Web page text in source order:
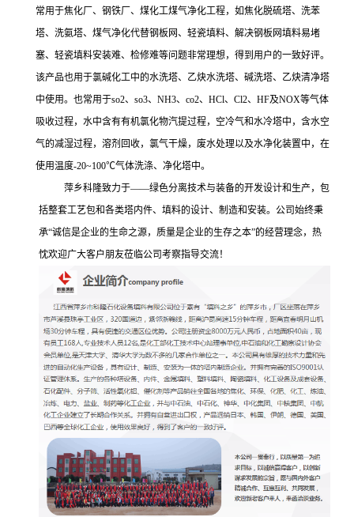
常用于焦化厂、钢铁厂、煤化工煤气净化工程，如焦化脱硫塔、洗苯
塔、洗氨塔、煤气净化代替钢板网、轻瓷填料、解决钢板网填料易堵
塞、轻瓷填料安装难、检修难等问题非常理想，得到用户的一致好评。
该产品也用于氯碱化工中的水洗塔、乙炔水洗塔、碱洗塔、乙炔清净塔
中使用。也常用于so2、so3、NH3、co2、HCl、Cl2、HF及NOX等气体
吸收过程，水中含有有机氯化物汽提过程，空冷气和水冷塔中，含水空
气的减湿过程，溶剂回收，氯气干燥，废水处理以及水净化装置中，在
使用温度-20~100℃气体洗涤、净化塔中。
萍乡科隆致力于——绿色分离技术与装备的开发设计和生产，包
括整套工艺包和各类塔内件、填料的设计、制造和安装。公司始终秉
承“诚信是企业的生命之源，质量是企业的生存之本”的经营理念，热
忱欢迎广大客户朋友莅临公司考察指导交流！